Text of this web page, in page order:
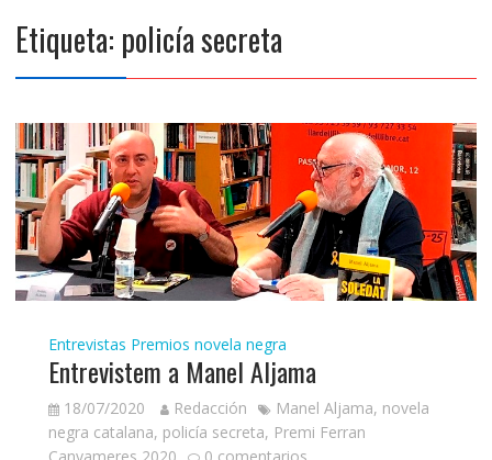
Etiqueta: policía secreta
Entrevistas Premios novela negra
Entrevistem a Manel Aljama
18/07/2020 Redacción Manel Aljama, novela
negra catalana, policía secreta, Premi Ferran
Canyameres 2020
0 comentarios